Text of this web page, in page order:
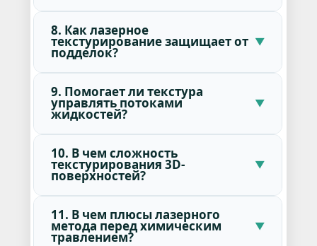
8. Как лазерное
текстурирование защищает от
подделок?
9. Помогает ли текстура
управлять потоками
жидкостей?
10. В чем сложность
текстурирования 3D-
поверхностей?
11. В чем плюсы лазерного
метода перед химическим
травлением?